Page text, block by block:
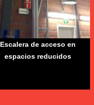
Escalera de acceso en
espacios reducidos